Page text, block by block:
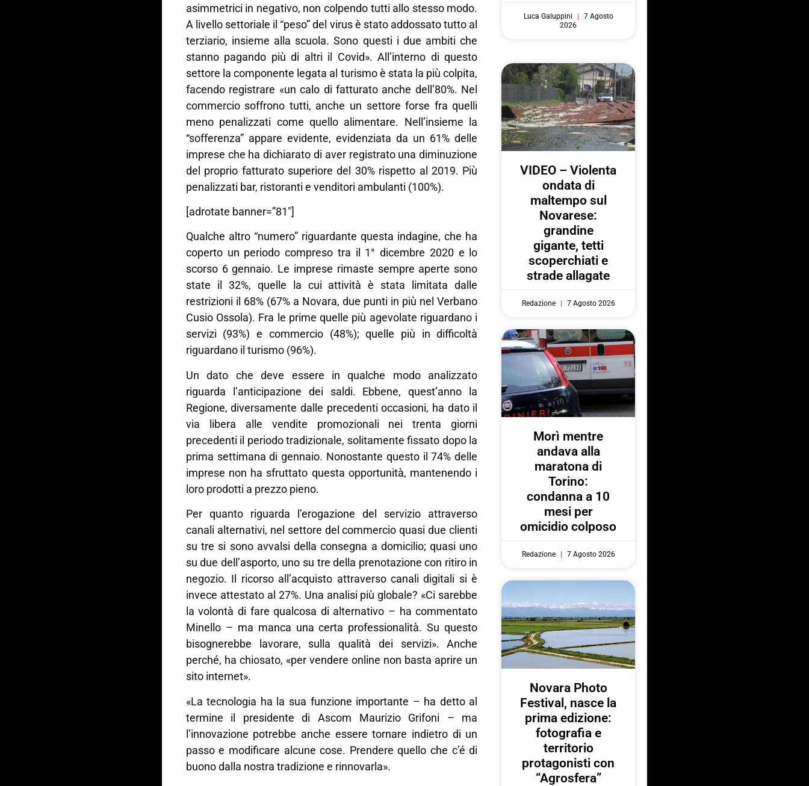
asimmetrici in negativo, non colpendo tutti allo stesso modo.
A livello settoriale il “peso” del virus è stato addossato tutto al
terziario, insieme alla scuola. Sono questi i due ambiti che
stanno pagando più di altri il Covid». All’interno di questo
settore la componente legata al turismo è stata la più colpita,
facendo registrare «un calo di fatturato anche dell’80%. Nel
commercio soffrono tutti, anche un settore forse fra quelli
meno penalizzati come quello alimentare. Nell’insieme la
“sofferenza” appare evidente, evidenziata da un 61% delle
imprese che ha dichiarato di aver registrato una diminuzione
del proprio fatturato superiore del 30% rispetto al 2019. Più
penalizzati bar, ristoranti e venditori ambulanti (100%).
[adrotate banner=”81″]
Qualche altro “numero” riguardante questa indagine, che ha
coperto un periodo compreso tra il 1° dicembre 2020 e lo
scorso 6 gennaio. Le imprese rimaste sempre aperte sono
state il 32%, quelle la cui attività è stata limitata dalle
restrizioni il 68% (67% a Novara, due punti in più nel Verbano
Cusio Ossola). Fra le prime quelle più agevolate riguardano i
servizi (93%) e commercio (48%); quelle più in difficoltà
riguardano il turismo (96%).
Un dato che deve essere in qualche modo analizzato
riguarda l’anticipazione dei saldi. Ebbene, quest’anno la
Regione, diversamente dalle precedenti occasioni, ha dato il
via libera alle vendite promozionali nei trenta giorni
precedenti il periodo tradizionale, solitamente fissato dopo la
prima settimana di gennaio. Nonostante questo il 74% delle
imprese non ha sfruttato questa opportunità, mantenendo i
loro prodotti a prezzo pieno.
Per quanto riguarda l’erogazione del servizio attraverso
canali alternativi, nel settore del commercio quasi due clienti
su tre si sono avvalsi della consegna a domicilio; quasi uno
su due dell’asporto, uno su tre della prenotazione con ritiro in
negozio. Il ricorso all’acquisto attraverso canali digitali si è
invece attestato al 27%. Una analisi più globale? «Ci sarebbe
la volontà di fare qualcosa di alternativo – ha commentato
Minello – ma manca una certa professionalità. Su questo
bisognerebbe lavorare, sulla qualità dei servizi». Anche
perché, ha chiosato, «per vendere online non basta aprire un
sito internet».
«La tecnologia ha la sua funzione importante – ha detto al
termine il presidente di Ascom Maurizio Grifoni – ma
l’innovazione potrebbe anche essere tornare indietro di un
passo e modificare alcune cose. Prendere quello che c’é di
buono dalla nostra tradizione e rinnovarla».
Luca Galuppini
7 Agosto
2026
VIDEO – Violenta
ondata di
maltempo sul
Novarese:
grandine
gigante, tetti
scoperchiati e
strade allagate
Redazione 7 Agosto 2026
Morì mentre
andava alla
maratona di
Torino:
condanna a 10
mesi per
omicidio colposo
Redazione 7 Agosto 2026
Novara Photo
Festival, nasce la
prima edizione:
fotografia e
territorio
protagonisti con
“Agrosfera”